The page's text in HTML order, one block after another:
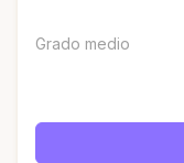
Grado medio